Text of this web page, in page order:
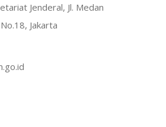
Jenderal, Jl. Medan
Jakarta